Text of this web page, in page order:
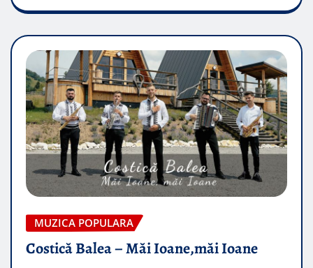
MUZICA POPULARA
Costică Balea – Măi Ioane,măi Ioane